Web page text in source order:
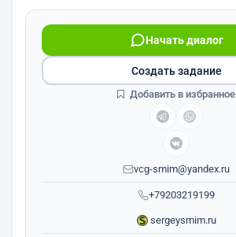
+79203219199
Начать диалог
vcg-smim@yandex.ru
sergeysmim.ru
Создать задание
Добавить в избранное